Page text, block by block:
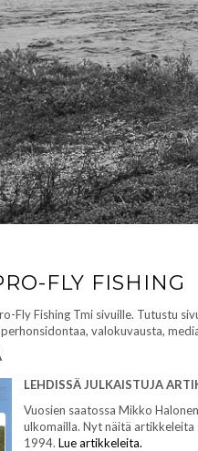
FLY FISHING
Fly Fishing Tmi sivuille. Tutustu
valokuvausta,
LEHDISSÄ JULKAISTUJA
Vuosien saatossa Mikko
ulkomailla. Nyt näitä artikkeleita
1994. Lue artikkeleita.